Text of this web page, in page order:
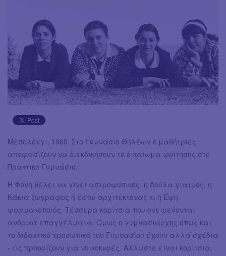
Μεσολόγγι, 1960. Στο Γυμνάσιο Θηλέων 4 μαθήτριες
αποφασίζουν να διεκδικήσουν το δικαίωμα φοίτησης στο
Πρακτικό Γυμνάσιο.
Η Φόνη θέλει να γίνει αστροφυσικός, η Λούλα γιατρός, η
Κάκια ζωγράφος ή έστω αρχιτέκτονας κι η Έφη
φαρμακοποιός. Τέσσερα κορίτσια που ονειρεύονται
ανδρικά επαγγέλματα. Όμως ο γυμνασιάρχης όπως και
το διδακτικό προσωπικό του Γυμνασίου έχουν αλλά σχέδια
- τις προορίζουν για νοικοκυρές. Άλλωστε είναι κορίτσια,